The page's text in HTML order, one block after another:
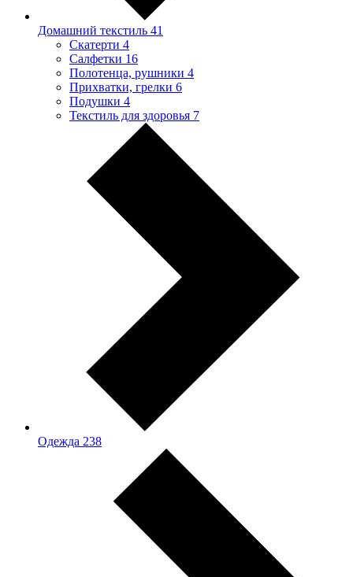
Домашний текстиль 41
Скатерти 4
Салфетки 16
Полотенца, рушники 4
Прихватки, грелки 6
Подушки 4
Текстиль для здоровья 7
Одежда 238